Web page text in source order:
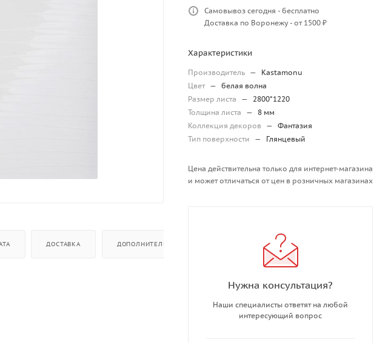
ДОСТАВКА ДОПОЛНИТЕЛЬНО
Самовывоз сегодня - бесплатно
Доставка по Воронежу - от 1500 ₽
Характеристики
Производитель —
Kastamonu
Цвет — белая волна
Размер листа
— 2800*1220
Толщина листа
—
8 мм
Коллекция декоров
— Фантазия
Тип поверхности
— Глянцевый
Цена действительна только для интернет-магазина
и может отличаться от цен в розничных магазинах
Нужна консультация?
Наши специалисты ответят на любой
интересующий вопрос